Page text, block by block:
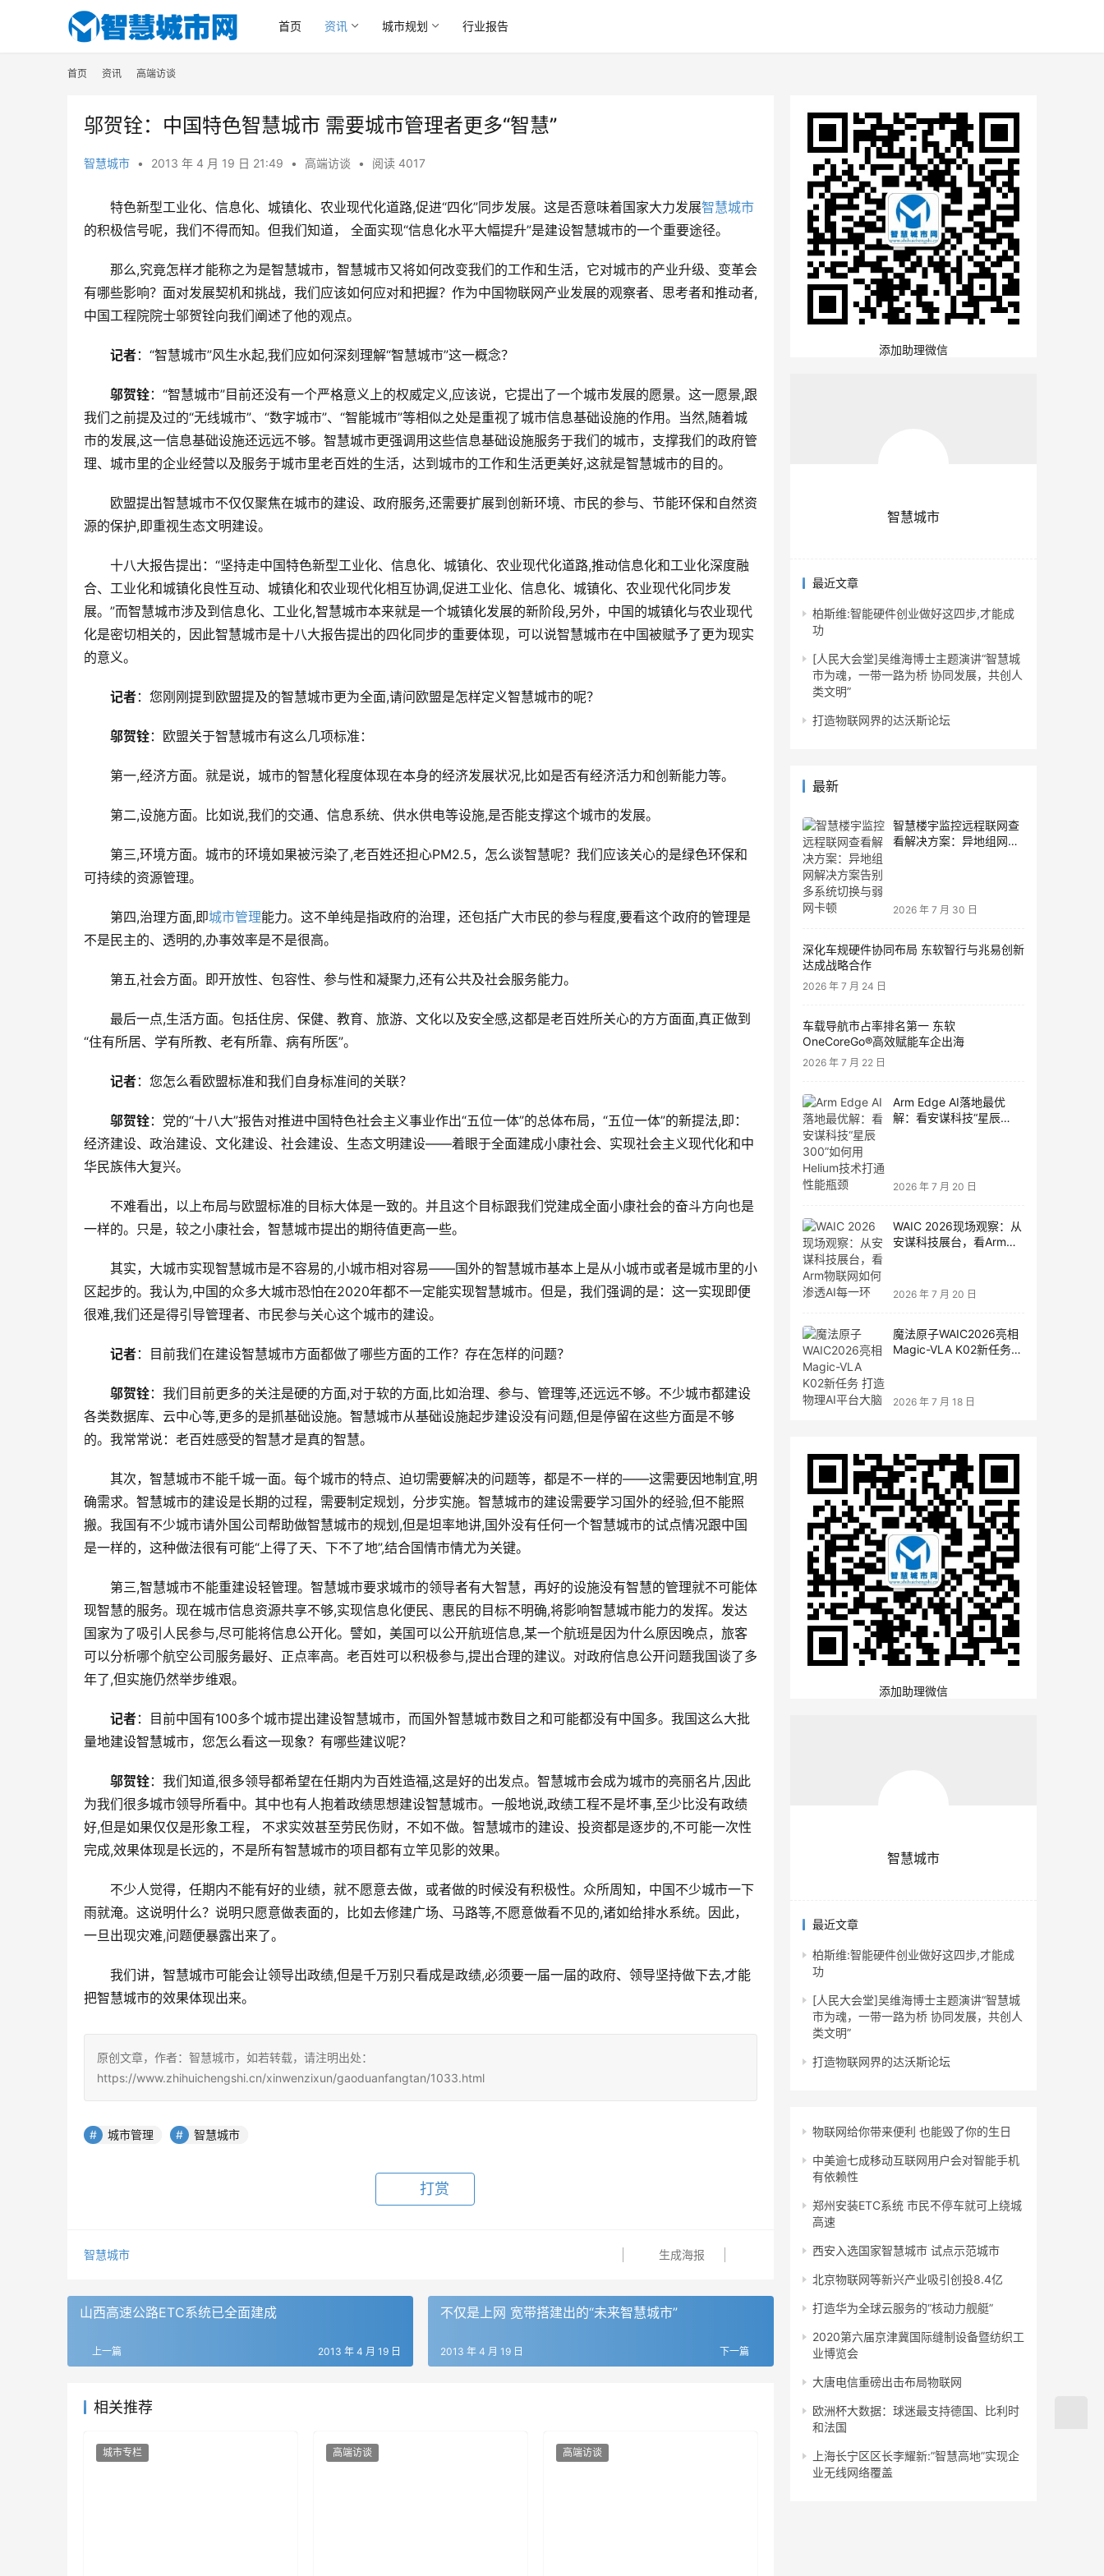
首页 资讯 城市规划 行业报告
首页 资讯 高端访谈
邬贺铨：中国特色智慧城市 需要城市管理者更多“智慧”
智慧城市 • 2013 年 4 月 19 日 21:49 • 高端访谈 • 阅读 4017
特色新型工业化、信息化、城镇化、农业现代化道路,促进“四化”同步发展。这是否意味着国家大力发展智慧城市
的积极信号呢，我们不得而知。但我们知道， 全面实现“信息化水平大幅提升”是建设智慧城市的一个重要途径。
那么,究竟怎样才能称之为是智慧城市，智慧城市又将如何改变我们的工作和生活，它对城市的产业升级、变革会
有哪些影响？面对发展契机和挑战，我们应该如何应对和把握？作为中国物联网产业发展的观察者、思考者和推动者,
中国工程院院士邬贺铨向我们阐述了他的观点。
记者：“智慧城市”风生水起,我们应如何深刻理解“智慧城市”这一概念？
邬贺铨：“智慧城市”目前还没有一个严格意义上的权威定义,应该说，它提出了一个城市发展的愿景。这一愿景,跟
我们之前提及过的“无线城市”、“数字城市”、“智能城市”等相似之处是重视了城市信息基础设施的作用。当然,随着城
市的发展,这一信息基础设施还远远不够。智慧城市更强调用这些信息基础设施服务于我们的城市，支撑我们的政府管
理、城市里的企业经营以及服务于城市里老百姓的生活，达到城市的工作和生活更美好,这就是智慧城市的目的。
欧盟提出智慧城市不仅仅聚焦在城市的建设、政府服务,还需要扩展到创新环境、市民的参与、节能环保和自然资
源的保护,即重视生态文明建设。
十八大报告提出：“坚持走中国特色新型工业化、信息化、城镇化、农业现代化道路,推动信息化和工业化深度融
合、工业化和城镇化良性互动、城镇化和农业现代化相互协调,促进工业化、信息化、城镇化、农业现代化同步发
展。”而智慧城市涉及到信息化、工业化,智慧城市本来就是一个城镇化发展的新阶段,另外，中国的城镇化与农业现代
化是密切相关的，因此智慧城市是十八大报告提出的四化同步的重要体现，可以说智慧城市在中国被赋予了更为现实
的意义。
记者：您刚刚提到欧盟提及的智慧城市更为全面,请问欧盟是怎样定义智慧城市的呢？
邬贺铨：欧盟关于智慧城市有这么几项标准：
第一,经济方面。就是说，城市的智慧化程度体现在本身的经济发展状况,比如是否有经济活力和创新能力等。
第二,设施方面。比如说,我们的交通、信息系统、供水供电等设施,是否能支撑这个城市的发展。
第三,环境方面。城市的环境如果被污染了,老百姓还担心PM2.5，怎么谈智慧呢？我们应该关心的是绿色环保和
可持续的资源管理。
第四,治理方面,即城市管理能力。这不单纯是指政府的治理，还包括广大市民的参与程度,要看这个政府的管理是
不是民主的、透明的,办事效率是不是很高。
第五,社会方面。即开放性、包容性、参与性和凝聚力,还有公共及社会服务能力。
最后一点,生活方面。包括住房、保健、教育、旅游、文化以及安全感,这都是老百姓所关心的方方面面,真正做到
“住有所居、学有所教、老有所靠、病有所医”。
记者：您怎么看欧盟标准和我们自身标准间的关联？
邬贺铨：党的“十八大”报告对推进中国特色社会主义事业作出“五位一体”的总体布局，“五位一体”的新提法,即：
经济建设、政治建设、文化建设、社会建设、生态文明建设——着眼于全面建成小康社会、实现社会主义现代化和中
华民族伟大复兴。
不难看出，以上布局与欧盟标准的目标大体是一致的。并且这个目标跟我们党建成全面小康社会的奋斗方向也是
一样的。只是，较之小康社会，智慧城市提出的期待值更高一些。
其实，大城市实现智慧城市是不容易的,小城市相对容易——国外的智慧城市基本上是从小城市或者是城市里的小
区起步的。我认为,中国的众多大城市恐怕在2020年都不一定能实现智慧城市。但是，我们强调的是：这一实现即便
很难,我们还是得引导管理者、市民参与关心这个城市的建设。
记者：目前我们在建设智慧城市方面都做了哪些方面的工作？存在怎样的问题？
邬贺铨：我们目前更多的关注是硬的方面,对于软的方面,比如治理、参与、管理等,还远远不够。不少城市都建设
各类数据库、云中心等,更多的是抓基础设施。智慧城市从基础设施起步建设没有问题,但是停留在这些方面是不够
的。我常常说：老百姓感受的智慧才是真的智慧。
其次，智慧城市不能千城一面。每个城市的特点、迫切需要解决的问题等，都是不一样的——这需要因地制宜,明
确需求。智慧城市的建设是长期的过程，需要制定规划，分步实施。智慧城市的建设需要学习国外的经验,但不能照
搬。我国有不少城市请外国公司帮助做智慧城市的规划,但是坦率地讲,国外没有任何一个智慧城市的试点情况跟中国
是一样的，这种做法很有可能“上得了天、下不了地”,结合国情市情尤为关键。
第三,智慧城市不能重建设轻管理。智慧城市要求城市的领导者有大智慧，再好的设施没有智慧的管理就不可能体
现智慧的服务。现在城市信息资源共享不够,实现信息化便民、惠民的目标不明确,将影响智慧城市能力的发挥。发达
国家为了吸引人民参与,尽可能将信息公开化。譬如，美国可以公开航班信息,某一个航班是因为什么原因晚点，旅客
可以分析哪个航空公司服务最好、正点率高。老百姓可以积极参与,提出合理的建议。对政府信息公开问题我国谈了多
年了,但实施仍然举步维艰。
记者：目前中国有100多个城市提出建设智慧城市，而国外智慧城市数目之和可能都没有中国多。我国这么大批
量地建设智慧城市，您怎么看这一现象？有哪些建议呢？
邬贺铨：我们知道,很多领导都希望在任期内为百姓造福,这是好的出发点。智慧城市会成为城市的亮丽名片,因此
为我们很多城市领导所看中。其中也有人抱着政绩思想建设智慧城市。一般地说,政绩工程不是坏事,至少比没有政绩
好,但是如果仅仅是形象工程， 不求实效甚至劳民伤财，不如不做。智慧城市的建设、投资都是逐步的,不可能一次性
完成,效果体现是长远的，不是所有智慧城市的项目都有立竿见影的效果。
不少人觉得，任期内不能有好的业绩，就不愿意去做，或者做的时候没有积极性。众所周知，中国不少城市一下
雨就淹。这说明什么？说明只愿意做表面的，比如去修建广场、马路等,不愿意做看不见的,诸如给排水系统。因此，
一旦出现灾难,问题便暴露出来了。
我们讲，智慧城市可能会让领导出政绩,但是千万别只看成是政绩,必须要一届一届的政府、领导坚持做下去,才能
把智慧城市的效果体现出来。
原创文章，作者：智慧城市，如若转载，请注明出处：
https://www.zhihuichengshi.cn/xinwenzixun/gaoduanfangtan/1033.html
城市管理 智慧城市
打赏
智慧城市 生成海报
山西高速公路ETC系统已全面建成
上一篇 2013 年 4 月 19 日
不仅是上网 宽带搭建出的“未来智慧城市”
下一篇
2013 年 4 月 19 日
相关推荐
城市专栏 高端访谈 高端访谈
添加助理微信
智慧城市
最近文章
柏斯维:智能硬件创业做好这四步,才能成
功
[人民大会堂]吴维海博士主题演讲“智慧城
市为魂，一带一路为桥 协同发展，共创人
类文明”
打造物联网界的达沃斯论坛
最新
智慧楼宇监控远程联网查
看解决方案：异地组网解
2026 年 7 月 30 日
深化车规硬件协同布局 东软智行与兆易创新
达成战略合作
2026 年 7 月 24 日
车载导航市占率排名第一 东软
OneCoreGo®高效赋能车企出海
2026 年 7 月 22 日
Arm Edge AI落地最优
解：看安谋科技“星辰
2026 年 7 月 20 日
WAIC 2026现场观察：从
安谋科技展台，看Arm物
2026 年 7 月 20 日
魔法原子WAIC2026亮相
Magic-VLA K02新任务
2026 年 7 月 18 日
添加助理微信
智慧城市
最近文章
柏斯维:智能硬件创业做好这四步,才能成
功
[人民大会堂]吴维海博士主题演讲“智慧城
市为魂，一带一路为桥 协同发展，共创人
类文明”
打造物联网界的达沃斯论坛
物联网给你带来便利 也能毁了你的生日
中美逾七成移动互联网用户会对智能手机
有依赖性
郑州安装ETC系统 市民不停车就可上绕城
高速
西安入选国家智慧城市 试点示范城市
北京物联网等新兴产业吸引创投8.4亿
打造华为全球云服务的“核动力舰艇”
2020第六届京津冀国际缝制设备暨纺织工
业博览会
大唐电信重磅出击布局物联网
欧洲杯大数据：球迷最支持德国、比利时
和法国
上海长宁区区长李耀新:”智慧高地”实现企
业无线网络覆盖